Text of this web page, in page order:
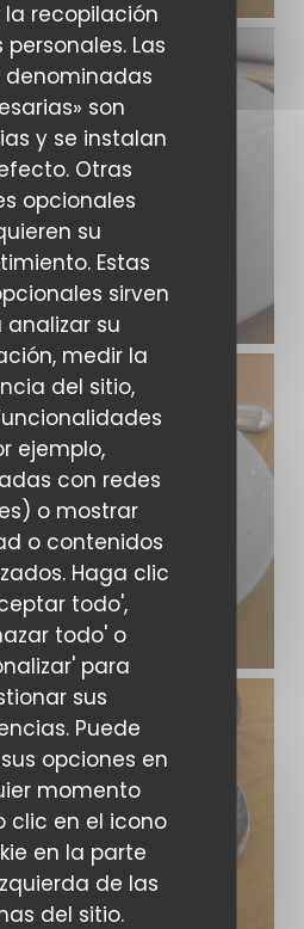
recopilación
Las
denominadas
son
y se instalan
Otras
opcionales
su
Estas
sirven
analizar su
medir la
del sitio,
ejemplo,
con redes
o mostrar
o contenidos
Haga clic
todo',
todo' o
para
sus
Puede
opciones en
momento
clic en el icono
en la parte
de las
del sitio.